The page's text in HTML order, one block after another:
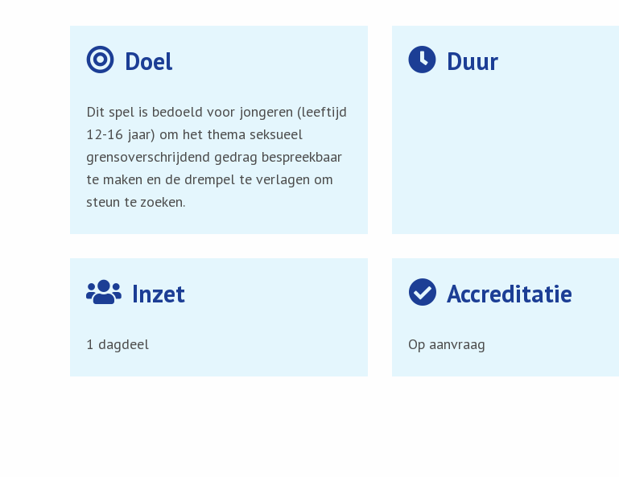
Doel
Dit spel is bedoeld voor jongeren (leeftijd
12-16 jaar) om het thema seksueel
grensoverschrijdend gedrag bespreekbaar
te maken en de drempel te verlagen om
steun te zoeken.
Duur
Inzet
1 dagdeel
Accreditatie
Op aanvraag